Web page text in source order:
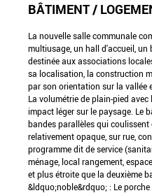
BÂTIMENT /
La nouvelle salle communale
multiusage, un hall d'accueil, un
destinée aux associations
sa localisation, la construction
par son orientation sur la vallée
La volumétrie de plain-pied
impact léger sur le paysage. Le
bandes parallèles qui coulissent
relativement opaque, sur rue,
programme dit de service
ménage, local rangement,
et plus étroite que la deuxième
&ldquo;noble&rdquo; : Le